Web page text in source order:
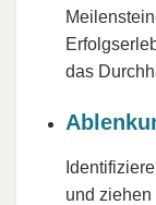
das
und